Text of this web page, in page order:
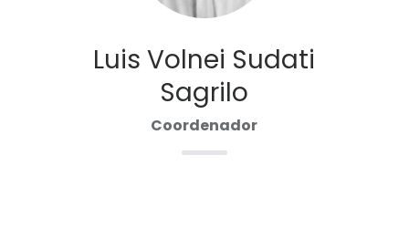
Luis Volnei Sudati
Sagrilo
Coordenador